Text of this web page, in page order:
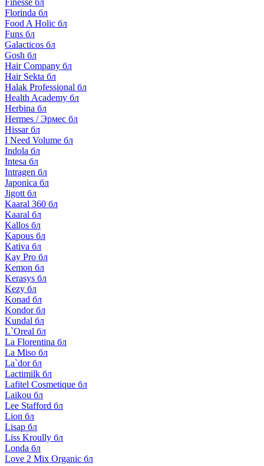
Finesse бл
Florinda бл
Food A Holic бл
Funs бл
Galacticos бл
Gosh бл
Hair Company бл
Hair Sekta бл
Halak Professional бл
Health Academy бл
Herbina бл
Hermes / Эрмес бл
Hissar бл
I Need Volume бл
Indola бл
Intesa бл
Intragen бл
Japonica бл
Jigott бл
Kaaral 360 бл
Kaaral бл
Kallos бл
Kapous бл
Kativa бл
Kay Pro бл
Kemon бл
Kerasys бл
Kezy бл
Konad бл
Kondor бл
Kundal бл
L`Oreal бл
La Florentina бл
La Miso бл
La`dor бл
Lactimilk бл
Lafitel Cosmetique бл
Laikou бл
Lee Stafford бл
Lion бл
Lisap бл
Liss Kroully бл
Londa бл
Love 2 Mix Organic бл